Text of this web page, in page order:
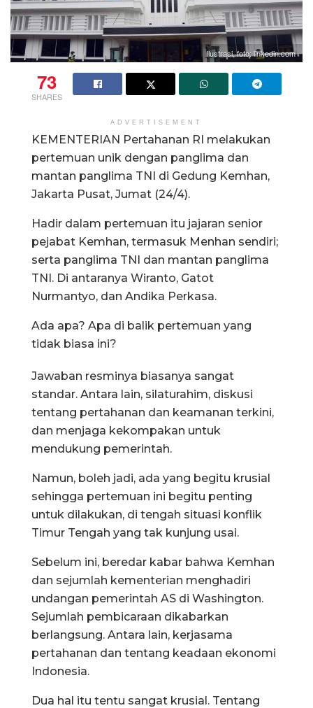
Ilustrasi, foto: linkedin.com
73
SHARES
ADVERTISEMENT
KEMENTERIAN Pertahanan RI melakukan
pertemuan unik dengan panglima dan
mantan panglima TNI di Gedung Kemhan,
Jakarta Pusat, Jumat (24/4).
Hadir dalam pertemuan itu jajaran senior
pejabat Kemhan, termasuk Menhan sendiri;
serta panglima TNI dan mantan panglima
TNI. Di antaranya Wiranto, Gatot
Nurmantyo, dan Andika Perkasa.
Ada apa? Apa di balik pertemuan yang
tidak biasa ini?
Jawaban resminya biasanya sangat
standar. Antara lain, silaturahim, diskusi
tentang pertahanan dan keamanan terkini,
dan menjaga kekompakan untuk
mendukung pemerintah.
Namun, boleh jadi, ada yang begitu krusial
sehingga pertemuan ini begitu penting
untuk dilakukan, di tengah situasi konflik
Timur Tengah yang tak kunjung usai.
Sebelum ini, beredar kabar bahwa Kemhan
dan sejumlah kementerian menghadiri
undangan pemerintah AS di Washington.
Sejumlah pembicaraan dikabarkan
berlangsung. Antara lain, kerjasama
pertahanan dan tentang keadaan ekonomi
Indonesia.
Dua hal itu tentu sangat krusial. Tentang